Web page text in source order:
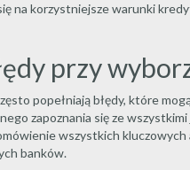
na korzystniejsze warunki
przy
popełniają błędy, które
zapoznania się ze
wszystkich
banków.